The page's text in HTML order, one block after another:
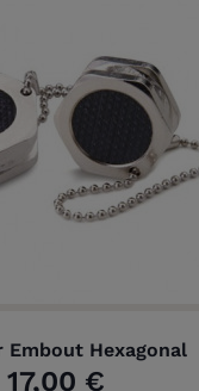
Embout Hexagonal
17,00 €